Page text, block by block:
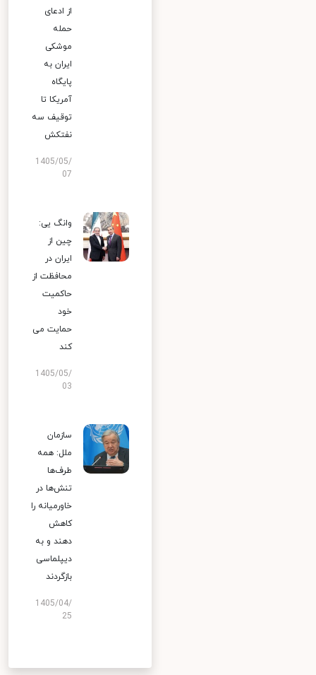
از ادعای
حمله
موشکی
ایران به
پایگاه
آمریکا تا
توقیف سه
نفتکش
1405/05/
07
وانگ یی:
چین از
ایران در
محافظت از
حاکمیت
خود
حمایت می
کند
1405/05/
03
سازمان
ملل: همه
طرف‌ها
تنش‌ها در
خاورمیانه را
کاهش
دهند و به
دیپلماسی
بازگردند
1405/04/
25